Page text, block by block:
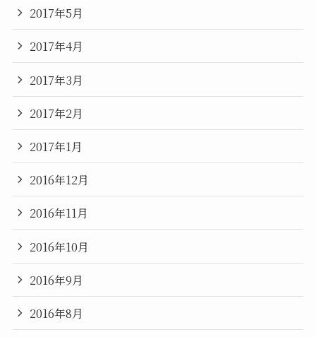
2017年5月
2017年4月
2017年3月
2017年2月
2017年1月
2016年12月
2016年11月
2016年10月
2016年9月
2016年8月